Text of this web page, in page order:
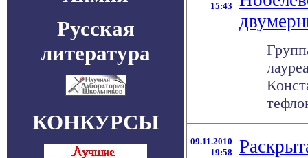
Русская
литература
КОНКУРСЫ
15:43
09.11.2010
19:58